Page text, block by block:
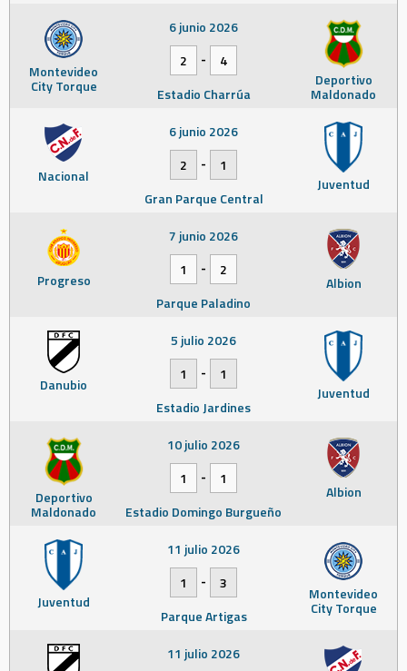
Montevideo
City Torque Deportivo
Maldonado
6 junio 2026
2
-
4
Estadio Charrúa
Nacional Juventud
6 junio 2026
2
-
1
Gran Parque Central
Progreso Albion
7 junio 2026
1
-
2
Parque Paladino
Danubio Juventud
5 julio 2026
1
-
1
Estadio Jardines
Deportivo
Maldonado
Albion
10 julio 2026
1
-
1
Estadio Domingo Burgueño
Juventud Montevideo
City Torque
11 julio 2026
1
-
3
Parque Artigas
11 julio 2026